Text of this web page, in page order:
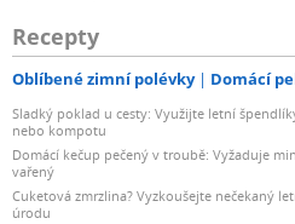
Recepty
Oblíbené zimní polévky Domácí
Sladký poklad u cesty: Využijte letní
nebo kompotu
Domácí kečup pečený v troubě: Vyžaduje
vařený
Cuketová zmrzlina? Vyzkoušejte nečekaný
úrodu